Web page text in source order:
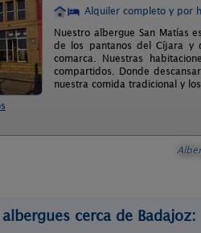
Alquiler completo y por
Nuestro albergue San Matías
de los pantanos del Cíjara y
comarca. Nuestras
compartidos. Donde
nuestra comida tradicional y
cerca de Badajoz: